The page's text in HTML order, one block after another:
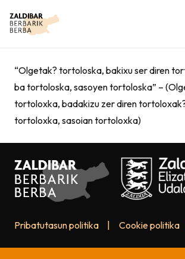
“Olgetak? tortoloska, bakixu ser diren
ba tortoloska, sasoyen tortoloska” –
tortoloxka, badakizu zer diren
tortoloxka, sasoian tortoloxka)
Pribatutasun politika Cookie politika